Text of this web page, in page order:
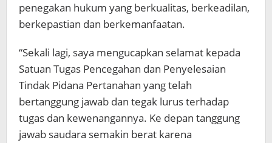
penegakan hukum yang berkualitas, berkeadilan,
berkepastian dan berkemanfaatan.
“Sekali lagi, saya mengucapkan selamat kepada
Satuan Tugas Pencegahan dan Penyelesaian
Tindak Pidana Pertanahan yang telah
bertanggung jawab dan tegak lurus terhadap
tugas dan kewenangannya. Ke depan tanggung
jawab saudara semakin berat karena